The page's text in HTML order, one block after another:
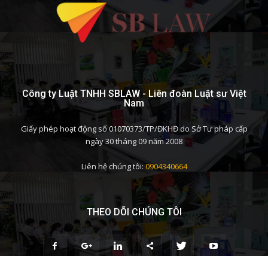
Công ty Luật TNHH SBLAW - Liên đoàn Luật sư Việt
Nam
Giấy phép hoạt động số 01070373/TP/ĐKHĐ do Sở Tư pháp cấp
ngày 30 tháng 09 năm 2008
Liên hệ chúng tôi: 0904340664
THEO DÕI CHÚNG TÔI